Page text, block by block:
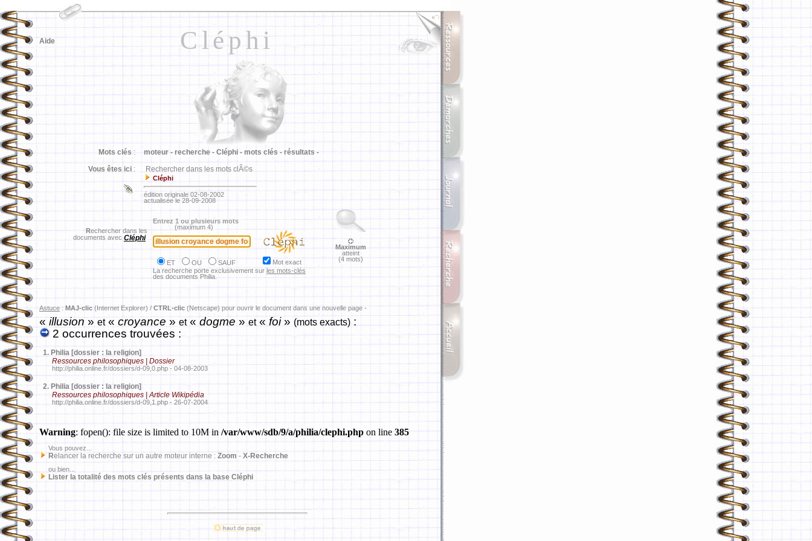
Cléphi
Aide
Mots clés : moteur - recherche - Cléphi - mots clés - résultats -
Vous êtes ici : Rechercher dans les mots clÃ©s
Cléphi
édition originale 02-08-2002
actualisée le 28-09-2008
Rechercher dans les
documents avec Cléphi
Entrez 1 ou plusieurs mots
(maximum 4)
ET OU SAUF
Mot exact
La recherche porte exclusivement sur les mots-clés
des documents Philia.
Maximum
atteint
(4 mots)
Astuce : MAJ-clic (Internet Explorer) / CTRL-clic (Netscape) pour ouvrir le document dans une nouvelle page -
«illusion» et« croyance » et« dogme » et« foi» (mots exacts) :
2 occurrences trouvées :
1. Philia [dossier : la religion]
Ressources philosophiques | Dossier
http://philia.online.fr/dossiers/d-09,0.php - 04-08-2003
2. Philia [dossier : la religion]
Ressources philosophiques | Article Wikipédia
http://philia.online.fr/dossiers/d-09,1.php - 26-07-2004
Warning: fopen(): file size is limited to 10M in /var/www/sdb/9/a/philia/clephi.php on line 385
Vous pouvez...
Relancer la recherche sur un autre moteur interne : Zoom - X-Recherche
ou bien...
Lister la totalité des mots clés présents dans la base Cléphi